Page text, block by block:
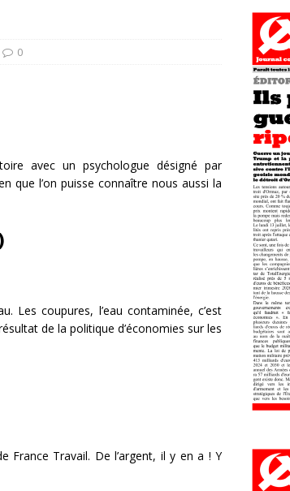
0
avec un psychologue désigné par
que l’on puisse connaître nous aussi la
Les coupures, l’eau contaminée, c’est
de la politique d’économies sur les
Travail. De l’argent, il y en a ! Y